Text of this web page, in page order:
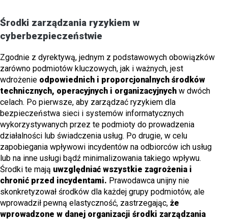
Środki zarządzania ryzykiem w
cyberbezpieczeństwie
Zgodnie z dyrektywą, jednym z podstawowych obowiązków
zarówno podmiotów kluczowych, jak i ważnych, jest
wdrożenie odpowiednich i proporcjonalnych środków
technicznych, operacyjnych i organizacyjnych w dwóch
celach. Po pierwsze, aby zarządzać ryzykiem dla
bezpieczeństwa sieci i systemów informatycznych
wykorzystywanych przez te podmioty do prowadzenia
działalności lub świadczenia usług. Po drugie, w celu
zapobiegania wpływowi incydentów na odbiorców ich usług
lub na inne usługi bądź minimalizowania takiego wpływu.
Środki te mają uwzględniać wszystkie zagrożenia i
chronić przed incydentami. Prawodawca unijny nie
skonkretyzował środków dla każdej grupy podmiotów, ale
wprowadził pewną elastyczność, zastrzegając, że
wprowadzone w danej organizacji środki zarządzania